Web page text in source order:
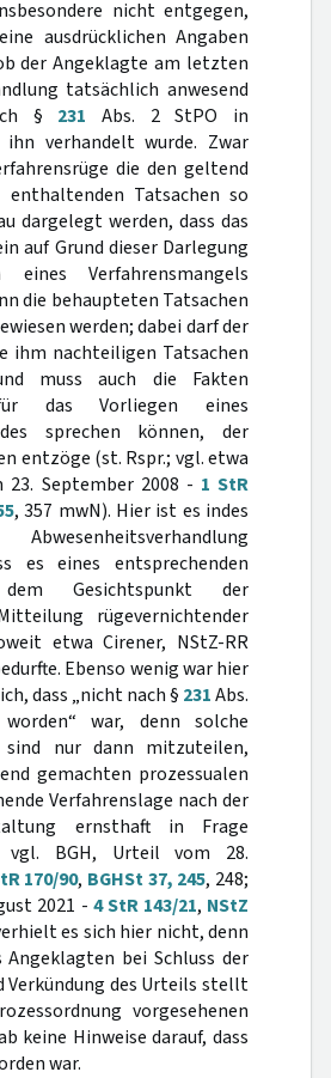
nicht entgegen,
ausdrücklichen Angaben
der Angeklagte am letzten
tatsächlich anwesend
§ 231 Abs. 2 StPO in
ihn verhandelt wurde. Zwar
die den geltend
Tatsachen so
dargelegt werden, dass das
auf Grund dieser Darlegung
eines Verfahrensmangels
die behaupteten Tatsachen
werden; dabei darf der
ihm nachteiligen Tatsachen
muss auch die Fakten
das Vorliegen eines
sprechen können, der
entzöge (st. Rspr.; vgl. etwa
23. September 2008 - 1 StR
, 357 mwN). Hier ist es indes
es eines entsprechenden
Gesichtspunkt der
rügevernichtender
etwa Cirener, NStZ-RR
Ebenso wenig war hier
dass „nicht nach § 231Abs.
war, denn solche
sind nur dann mitzuteilen,
gemachten prozessualen
Verfahrenslage nach der
ernsthaft in Frage
BGH, Urteil vom 28.
170/90, BGHSt 37, 245, 248;
2021 - 4 StR 143/21, NStZ
es sich hier nicht, denn
Angeklagten bei Schluss der
Verkündung des Urteils stellt
vorgesehenen
keine Hinweise darauf, dass
war.